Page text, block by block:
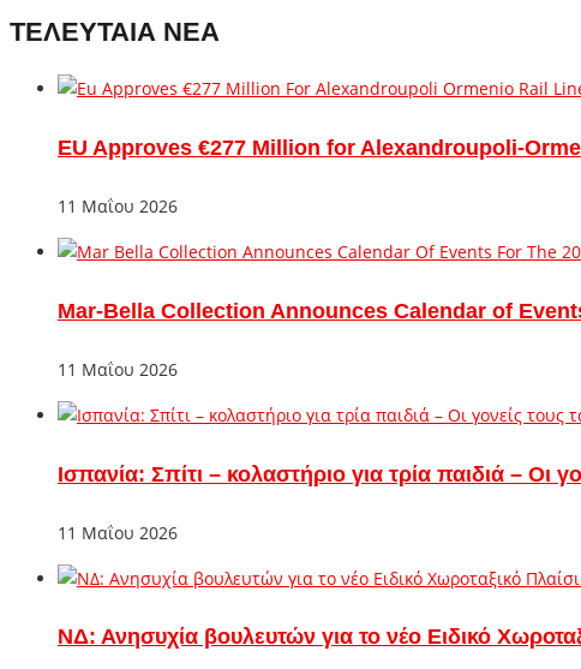
ΤΕΛΕΥΤΑΙΑ ΝΕΑ
EU Approves €277 Million for Alexandroupoli-
11 Μαΐου 2026
Mar-Bella Collection Announces Calendar of
11 Μαΐου 2026
Ισπανία: Σπίτι – κολαστήριο για τρία παιδιά –
11 Μαΐου 2026
ΝΔ: Ανησυχία βουλευτών για το νέο Ειδικό